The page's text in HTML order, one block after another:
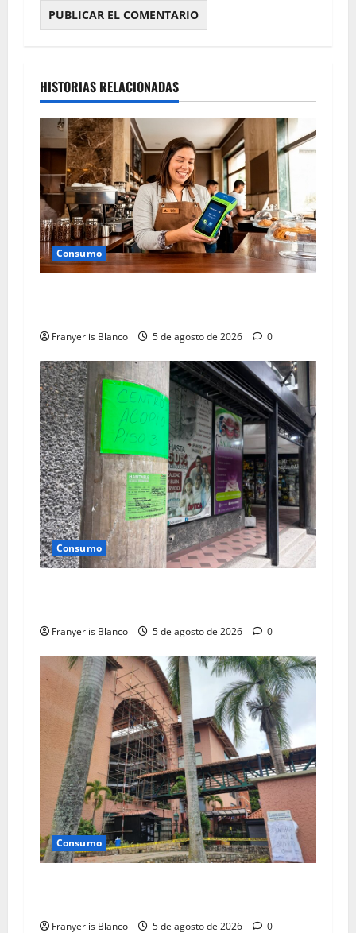
HISTORIAS RELACIONADAS
Consumo
Franyerlis Blanco 5 de agosto de 2026 0
Consumo
Franyerlis Blanco 5 de agosto de 2026 0
Consumo
Franyerlis Blanco 5 de agosto de 2026 0